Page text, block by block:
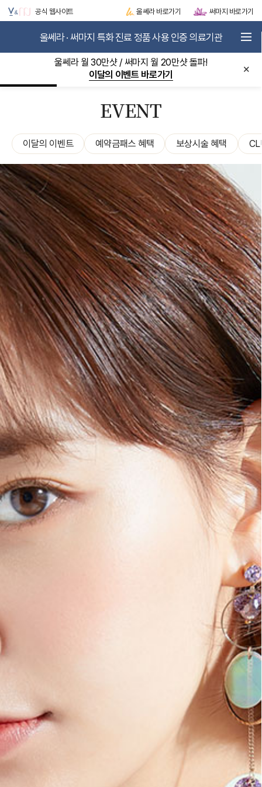
공식 웹사이트 울쎄라 바로가기 써마지 바로가기
울쎄라 · 써마지 특화 진료 정품 사용 인증 의료기관
×
울쎄라 월 30만샷 / 써마지 월 20만샷 돌파!
이달의 이벤트 바로가기
EVENT
이달의 이벤트 예약금패스 혜택 보상시술 혜택
로그인 JOIN
V&MJ STORY
METASCAN-AI
ULTHERA
THERMAGE
LIFTING BOOSTER
SKIN BOOSTER
EVENT / VIP CLUB
COMMUNITY